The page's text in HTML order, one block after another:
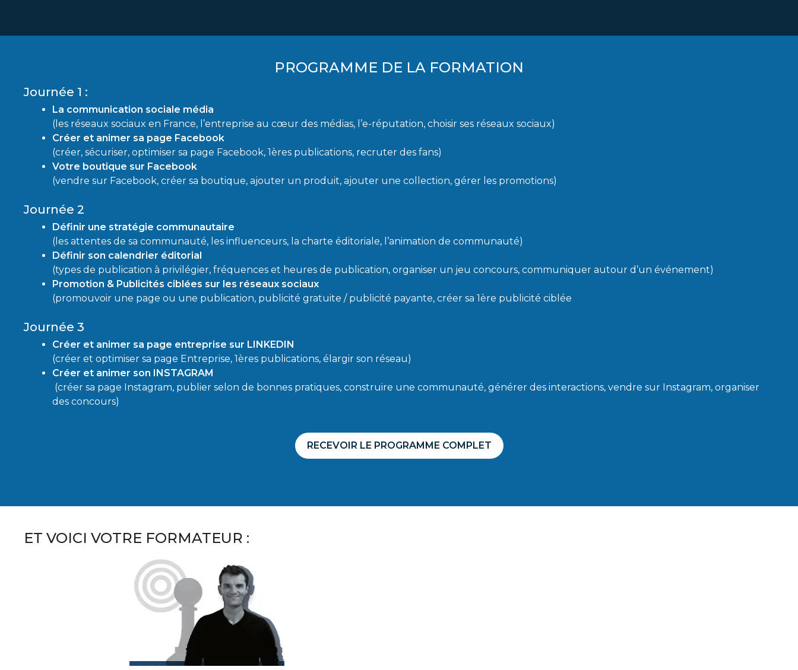
PROGRAMME DE LA FORMATION
Journée 1 :
La communication sociale média
(les réseaux sociaux en France, l’entreprise au cœur des médias, l’e-réputation, choisir ses réseaux sociaux)
Créer et animer sa page Facebook
(créer, sécuriser, optimiser sa page Facebook, 1ères publications, recruter des fans)
Votre boutique sur Facebook
(vendre sur Facebook, créer sa boutique, ajouter un produit, ajouter une collection, gérer les promotions)
Journée 2
Définir une stratégie communautaire
(les attentes de sa communauté, les influenceurs, la charte éditoriale, l’animation de communauté)
Définir son calendrier éditorial
(types de publication à privilégier, fréquences et heures de publication, organiser un jeu concours, communiquer autour d’un événement)
Promotion & Publicités ciblées sur les réseaux sociaux
(promouvoir une page ou une publication, publicité gratuite / publicité payante, créer sa 1ère publicité ciblée
Journée 3
Créer et animer sa page entreprise sur LINKEDIN
(créer et optimiser sa page Entreprise, 1ères publications, élargir son réseau)
Créer et animer son INSTAGRAM
(créer sa page Instagram, publier selon de bonnes pratiques, construire une communauté, générer des interactions, vendre sur Instagram, organiser
des concours)
RECEVOIR LE PROGRAMME COMPLET
ET VOICI VOTRE FORMATEUR :